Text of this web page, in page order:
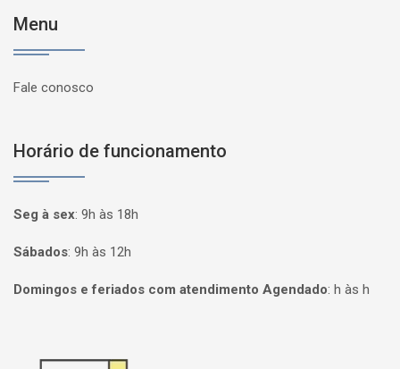
Menu
Fale conosco
Horário de funcionamento
Seg à sex: 9h às 18h
Sábados: 9h às 12h
Domingos e feriados com atendimento Agendado: h às h